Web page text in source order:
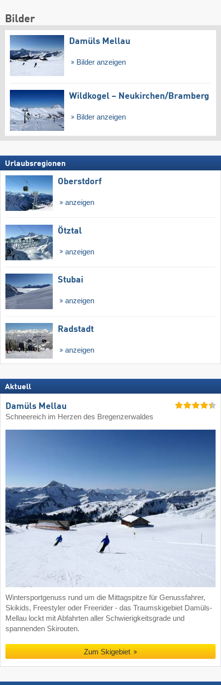
Bilder
Damüls Mellau
Bilder anzeigen
Wildkogel – Neukirchen/​Bramberg
Bilder anzeigen
Urlaubsregionen
Oberstdorf
anzeigen
Ötztal
anzeigen
Stubai
anzeigen
Radstadt
anzeigen
Aktuell
Damüls Mellau
Schneereich im Herzen des Bregenzerwaldes
Wintersportgenuss rund um die Mittagspitze für Genussfahrer,
Skikids, Freestyler oder Freerider - das Traumskigebiet Damüls-
Mellau lockt mit Abfahrten aller Schwierigkeitsgrade und
spannenden Skirouten.
Zum Skigebiet